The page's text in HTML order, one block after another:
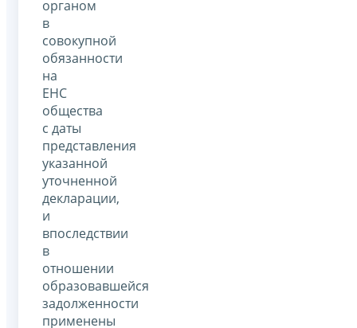
органом
в
совокупной
обязанности
на
ЕНС
общества
с даты
представления
указанной
уточненной
декларации,
и
впоследствии
в
отношении
образовавшейся
задолженности
применены